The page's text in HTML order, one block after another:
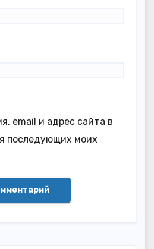
email и адрес сайта в
последующих моих